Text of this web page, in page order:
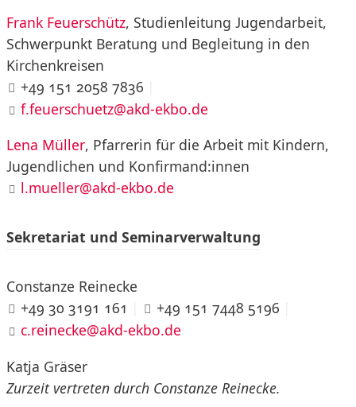
Frank Feuerschütz, Studienleitung Jugendarbeit,
Schwerpunkt Beratung und Begleitung in den
Kirchenkreisen
+49 151 2058 7836
f.feuerschuetz@akd-ekbo.de
Lena Müller, Pfarrerin für die Arbeit mit Kindern,
Jugendlichen und Konfirmand:innen
l.mueller@akd-ekbo.de
Sekretariat und Seminarverwaltung
Constanze Reinecke
+49 30 3191 161
+49 151 7448 5196
c.reinecke@akd-ekbo.de
Katja Gräser
Zurzeit vertreten durch Constanze Reinecke.